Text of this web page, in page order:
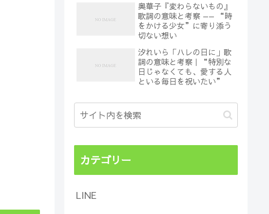
奥華子『変わらないもの』
歌詞の意味と考察 —— “時
をかける少女”に寄り添う
切ない想い
汐れいら「ハレの日に」歌
詞の意味と考察｜“特別な
日じゃなくても、愛する人
といる毎日を祝いたい”
カテゴリー
LINE